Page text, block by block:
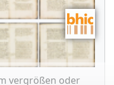
vergrößen oder